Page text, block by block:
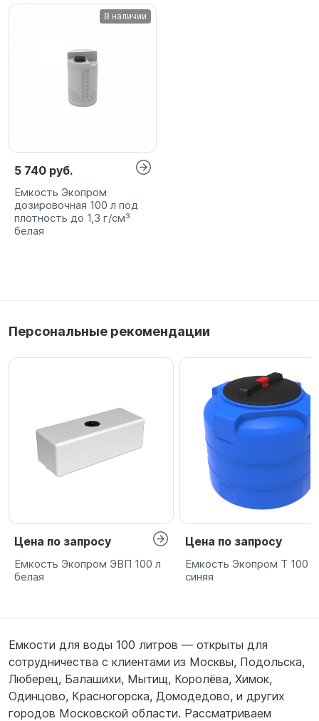
В наличии
5 740 руб.
Емкость Экопром
дозировочная 100 л под
плотность до 1,3 г/см³
белая
Персональные рекомендации
Цена по запросу
Емкость Экопром ЭВП 100 л
белая
Цена по запросу
Емкость Экопром T 100 л
синяя
Емкости для воды 100 литров — открыты для
сотрудничества с клиентами из Москвы, Подольска,
Люберец, Балашихи, Мытищ, Королёва, Химок,
Одинцово, Красногорска, Домодедово, и других
городов Московской области. Рассматриваем